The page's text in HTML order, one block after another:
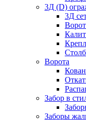
3Д (D)
3Д
Ворота
Забор в
Заборы